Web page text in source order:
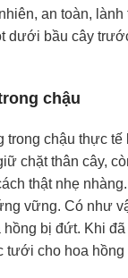
an toàn,
dưới bầu cây
chậu
trong chậu thực
chặt thân cây,
thật nhẹ
vững. Có như
hồng bị đứt. Khi
cho hoa hồng